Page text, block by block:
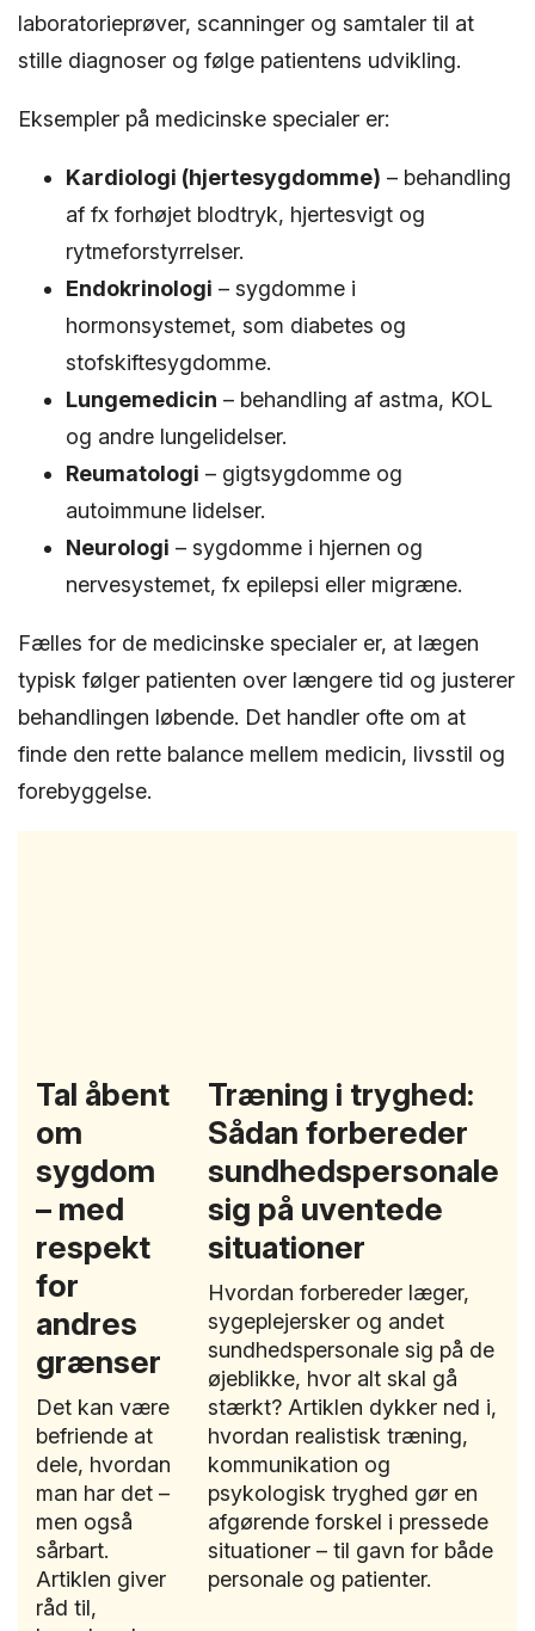
laboratorieprøver, scanninger og samtaler til at
stille diagnoser og følge patientens udvikling.
Eksempler på medicinske specialer er:
Kardiologi (hjertesygdomme) – behandling
af fx forhøjet blodtryk, hjertesvigt og
rytmeforstyrrelser.
Endokrinologi – sygdomme i
hormonsystemet, som diabetes og
stofskiftesygdomme.
Lungemedicin – behandling af astma, KOL
og andre lungelidelser.
Reumatologi – gigtsygdomme og
autoimmune lidelser.
Neurologi – sygdomme i hjernen og
nervesystemet, fx epilepsi eller migræne.
Fælles for de medicinske specialer er, at lægen
typisk følger patienten over længere tid og justerer
behandlingen løbende. Det handler ofte om at
finde den rette balance mellem medicin, livsstil og
forebyggelse.
Tal åbent
om
sygdom
– med
respekt
for
andres
grænser
Det kan være
befriende at
dele, hvordan
man har det –
men også
sårbart.
Artiklen giver
råd til,
Træning i tryghed:
Sådan forbereder
sundhedspersonale
sig på uventede
situationer
Hvordan forbereder læger,
sygeplejersker og andet
sundhedspersonale sig på de
øjeblikke, hvor alt skal gå
stærkt? Artiklen dykker ned i,
hvordan realistisk træning,
kommunikation og
psykologisk tryghed gør en
afgørende forskel i pressede
situationer – til gavn for både
personale og patienter.